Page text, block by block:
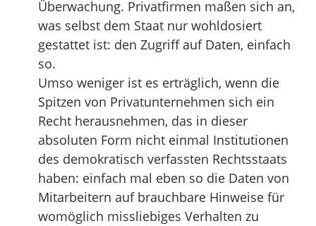
Überwachung. Privatfirmen maßen sich an,
was selbst dem Staat nur wohldosiert
gestattet ist: den Zugriff auf Daten, einfach
so.
Umso weniger ist es erträglich, wenn die
Spitzen von Privatunternehmen sich ein
Recht herausnehmen, das in dieser
absoluten Form nicht einmal Institutionen
des demokratisch verfassten Rechtsstaats
haben: einfach mal eben so die Daten von
Mitarbeitern auf brauchbare Hinweise für
womöglich missliebiges Verhalten zu